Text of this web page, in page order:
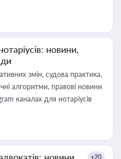
новини,
змін, судова практика,
алгоритми, правові новини
каналах для нотаріусів
+20